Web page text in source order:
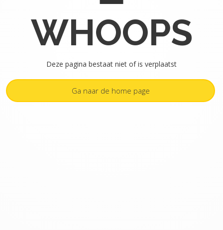
WHOOPS
Deze pagina bestaat niet of is verplaatst
Ga naar de home page